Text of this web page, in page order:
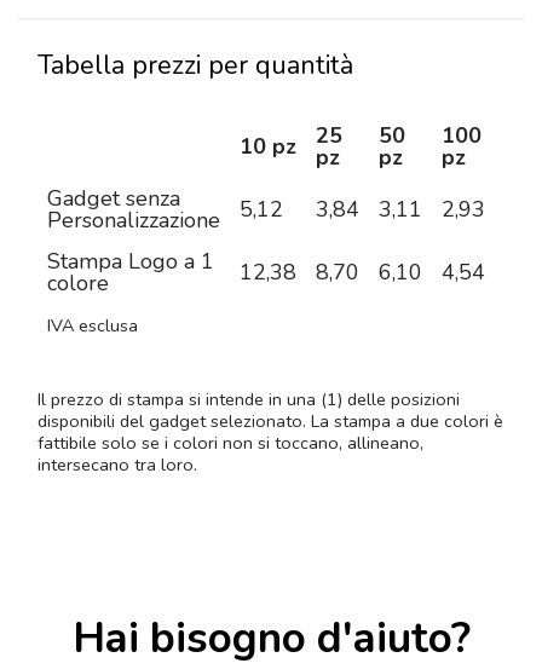
Tabella prezzi per quantità
10 pz 25
pz
50
pz
100
pz
Gadget senza
Personalizzazione 5,12 3,84 3,11 2,93
Stampa Logo a 1
colore 12,38 8,70 6,10 4,54
IVA esclusa
Il prezzo di stampa si intende in una (1) delle posizioni
disponibili del gadget selezionato. La stampa a due colori è
fattibile solo se i colori non si toccano, allineano,
intersecano tra loro.
Hai bisogno d'aiuto?